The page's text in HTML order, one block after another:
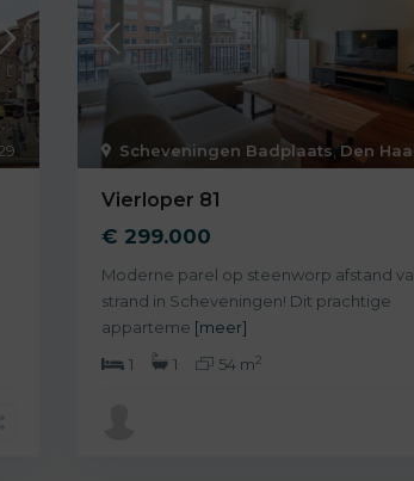
Scheveningen Badplaats,Den
Vierloper 81
€ 299.000
Moderne parel op steenworp afstand
strand in Scheveningen! Dit prachtige
apparteme [meer]
1
1 54 m2